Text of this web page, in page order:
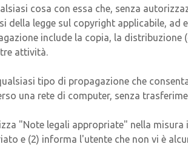
cosa con essa che, senza
della legge sul copyright applicabile, ad
include la copia, la distribuzione
attività.
tipo di propagazione che
una rete di computer, senza
"Note legali appropriate" nella misura
e (2) informa l'utente che non vi è